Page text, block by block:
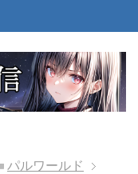
パルワールド